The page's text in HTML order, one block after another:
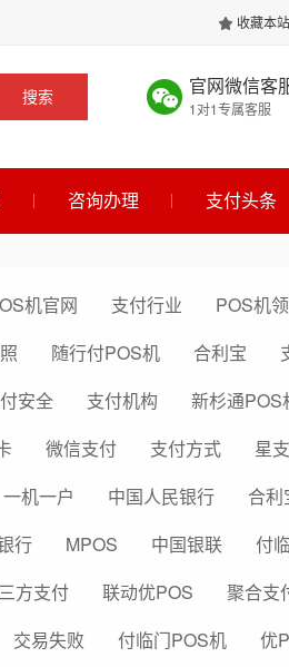
收藏本站
搜索 官网微信客
1对1专属客服
咨询办理 支付头条
机官网 支付行业 POS机
随行付POS机 合利宝
安全 支付机构 新杉通POS
微信支付 支付方式
星
一机一户 中国人民银行
合利
行 MPOS 中国银联
付
方支付 联动优POS 聚合支
交易失败 付临门POS机
优